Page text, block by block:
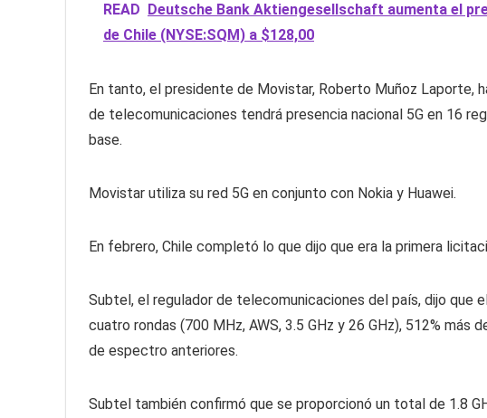
READ Deutsche Bank Aktiengesellschaft aumenta el
de Chile (NYSE:SQM) a $128,00
En tanto, el presidente de Movistar, Roberto Muñoz Laporte,
de telecomunicaciones tendrá presencia nacional 5G en 16
base.
Movistar utiliza su red 5G en conjunto con Nokia y Huawei.
En febrero, Chile completó lo que dijo que era la primera
Subtel, el regulador de telecomunicaciones del país, dijo que
cuatro rondas (700 MHz, AWS, 3.5 GHz y 26 GHz), 512%
de espectro anteriores.
Subtel también confirmó que se proporcionó un total de 1.8